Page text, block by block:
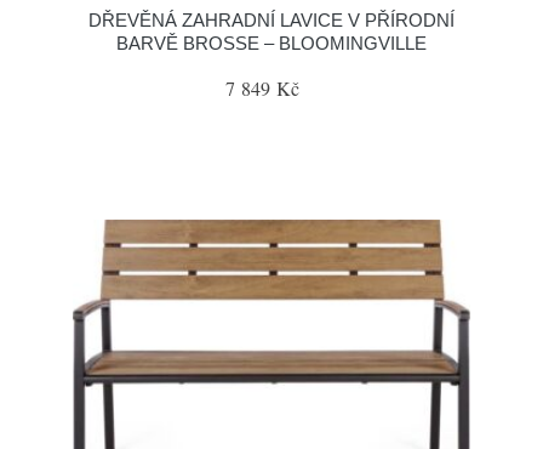
DŘEVĚNÁ ZAHRADNÍ LAVICE V PŘÍRODNÍ
BARVĚ BROSSE – BLOOMINGVILLE
7 849 Kč